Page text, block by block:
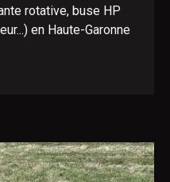
rotative, buse HP
en Haute-Garonne